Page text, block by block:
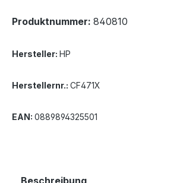
Produktnummer: 840810
Hersteller: HP
Herstellernr.: CF471X
EAN: 0889894325501